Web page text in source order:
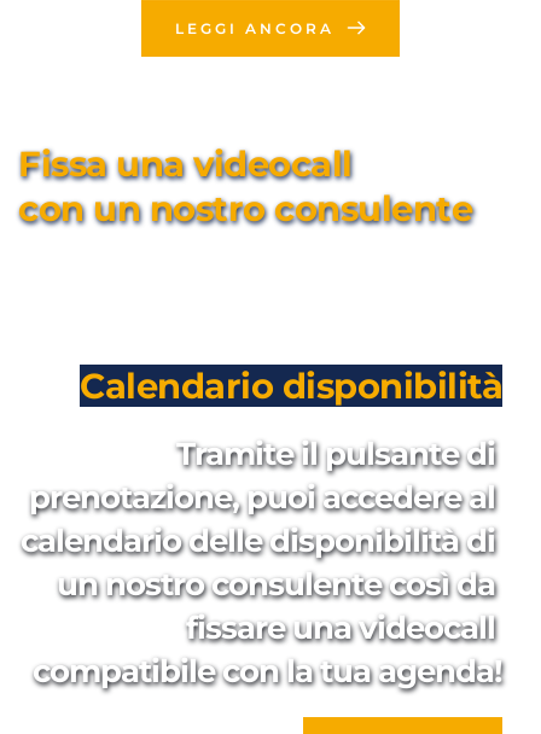
LEGGI ANCORA
Fissa una videocall
con un nostro consulente
Calendario disponibilità
Tramite il pulsante di
prenotazione, puoi accedere al
calendario delle disponibilità di
un nostro consulente così da
fissare una videocall
compatibile con la tua agenda!